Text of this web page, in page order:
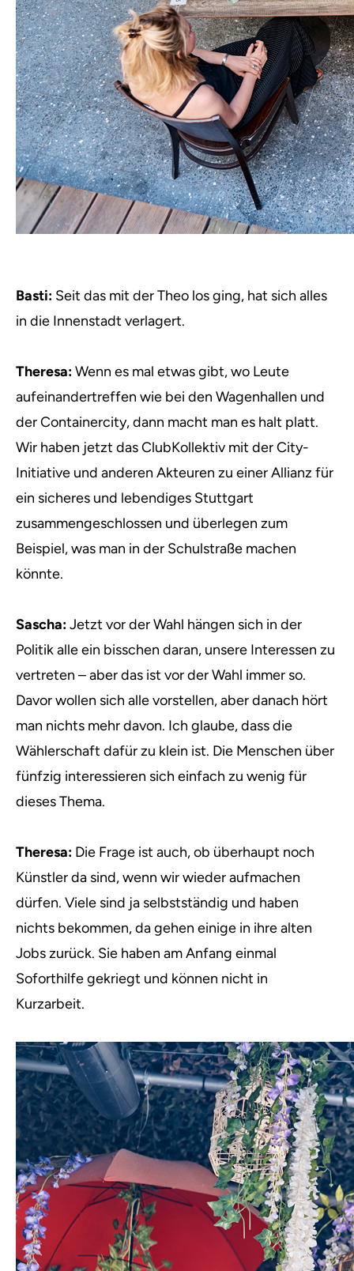
Basti: Seit das mit der Theo los ging, hat sich alles
in die Innenstadt verlagert.
Theresa:Wenn es mal etwas gibt, wo Leute
aufeinandertreffen wie bei den Wagenhallen und
der Containercity, dann macht man es halt platt.
Wir haben jetzt das ClubKollektiv mit der City-
Initiative und anderen Akteuren zu einer Allianz für
ein sicheres und lebendiges Stuttgart
zusammengeschlossen und überlegen zum
Beispiel, was man in der Schulstraße machen
könnte.
Sascha:Jetzt vor der Wahl hängen sich in der
Politik alle ein bisschen daran, unsere Interessen zu
vertreten – aber das ist vor der Wahl immer so.
Davor wollen sich alle vorstellen, aber danach hört
man nichts mehr davon. Ich glaube, dass die
Wählerschaft dafür zu klein ist. Die Menschen über
fünfzig interessieren sich einfach zu wenig für
dieses Thema.
Theresa: Die Frage ist auch, ob überhaupt noch
Künstler da sind, wenn wir wieder aufmachen
dürfen. Viele sind ja selbstständig und haben
nichts bekommen, da gehen einige in ihre alten
Jobs zurück. Sie haben am Anfang einmal
Soforthilfe gekriegt und können nicht in
Kurzarbeit.